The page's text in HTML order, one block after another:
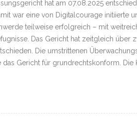
hat am 07.08.2025
war eine von Digitalcourage initiierte
teilweise erfolgreich – mit
Das Gericht hat zeitgleich über
Die umstrittenen
das Gericht für grundrechtskonform. Die